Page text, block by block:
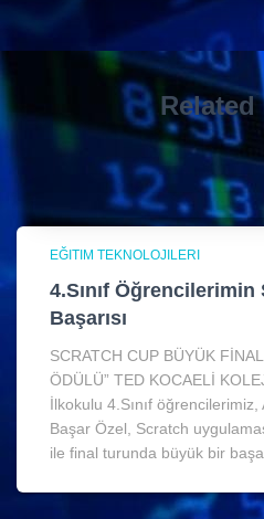
EĞITIM TEKNOLOJILERI
4.Sınıf
Başarısı
SCRATCH CUP BÜYÜK
ÖDÜLÜ” TED KOCAELİ
İlkokulu 4.Sınıf
Başar Özel, Scratch
ile final turunda büyük bir